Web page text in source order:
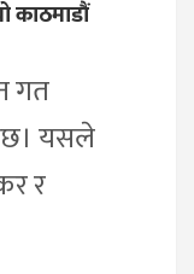
काठमाडौं
गत
यसले
र